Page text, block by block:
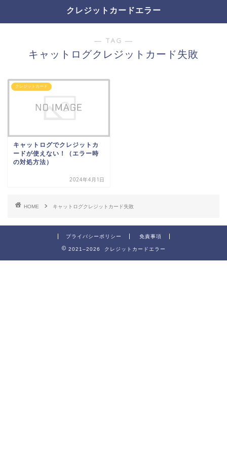
クレジットカードエラー
― TAG ―
キャットログクレジットカード失敗
クレジットカード
キャットログでクレジットカ
ードが使えない！（エラー時
の対処方法）
2024年4月1日
HOME キャットログクレジットカード失敗
プライバシーポリシー 免責事項
2021–2026 クレジットカードエラー